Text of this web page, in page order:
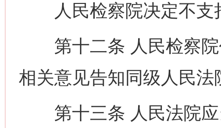
人民检察院决定不支
第十二条 人民检察院
相关意见告知同级人民法
第十三条 人民法院应